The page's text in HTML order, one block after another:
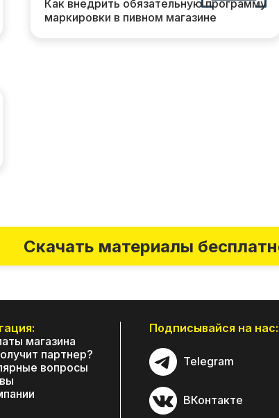
Как внедрить обязательную программу
маркировки в пивном магазине
Скачать материалы
Telegram
ВКонтакте
Подписывайся на нас:
магазина
партнер?
вопросы